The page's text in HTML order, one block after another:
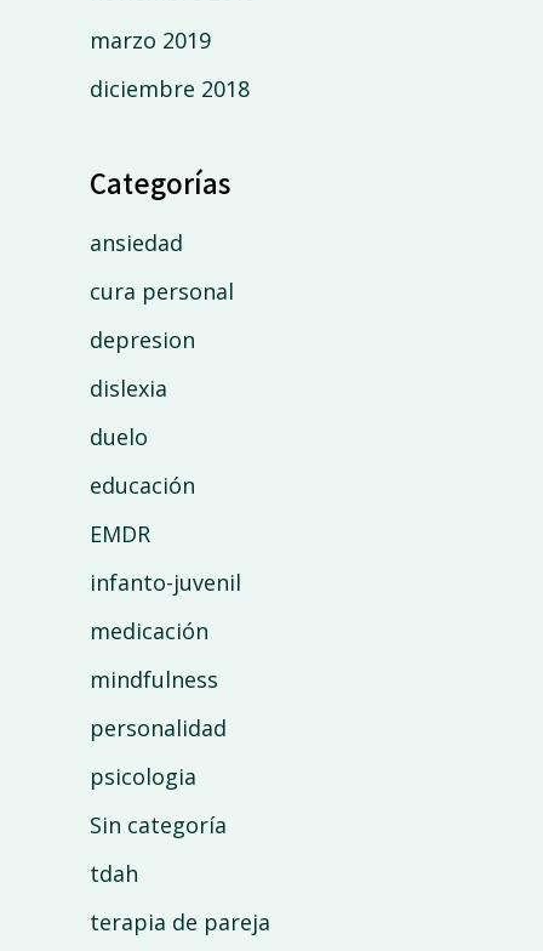
marzo 2019
diciembre 2018
Categorías
ansiedad
cura personal
depresion
dislexia
duelo
educación
EMDR
infanto-juvenil
medicación
mindfulness
personalidad
psicologia
Sin categoría
tdah
terapia de pareja